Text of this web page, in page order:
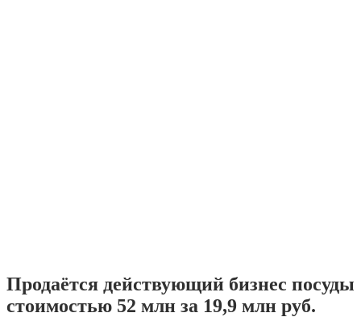
Продаётся действующий бизнес посуды
стоимостью 52 млн за 19,9 млн руб.